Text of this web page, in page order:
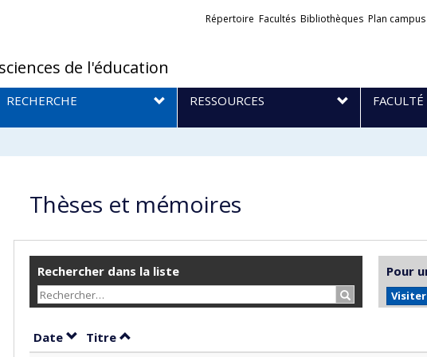
de l'éducation
Liens
Répertoire Facultés Bibliothèques Plan campus
RECHERCHE RESSOURCES FACULTÉ
Thèses et mémoires
Rechercher dans la liste
Rechercher…
Pour
Date Trier par date en ordre décroissant
Titre Trier par titre en ordre décroissant